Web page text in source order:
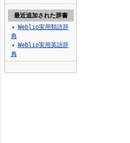
最近追加された辞書
▼
Weblio実用類語辞
典
▼
Weblio実用英語辞
典